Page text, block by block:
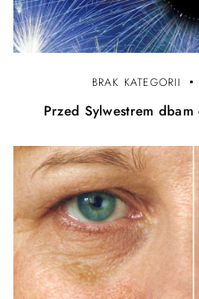
BRAK KATEGORII
Przed Sylwestrem